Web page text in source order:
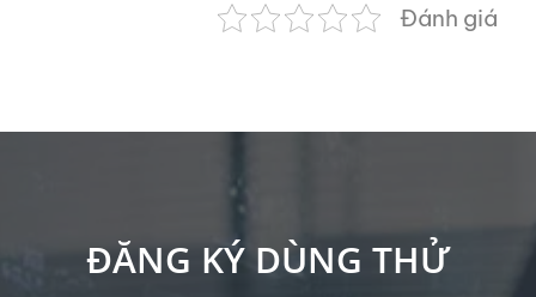
Đánh giá
ĐĂNG KÝ DÙNG THỬ